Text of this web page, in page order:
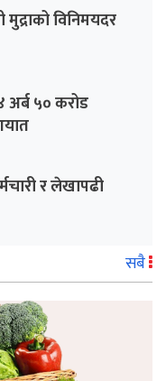
विनिमयदर
अर्ब ५० करोड
र लेखापढी
सबै